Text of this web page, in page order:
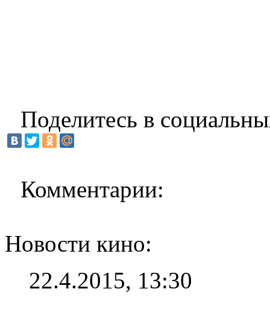
Поделитесь в
Комментарии:
Новости кино:
22.4.2015, 13:30